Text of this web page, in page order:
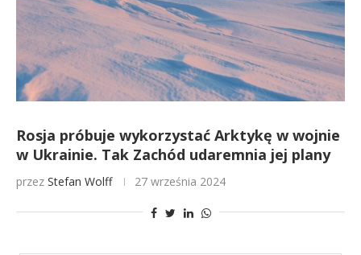
Rosja próbuje wykorzystać Arktykę w wojnie
w Ukrainie. Tak Zachód udaremnia jej plany
przez Stefan Wolff 27 września 2024